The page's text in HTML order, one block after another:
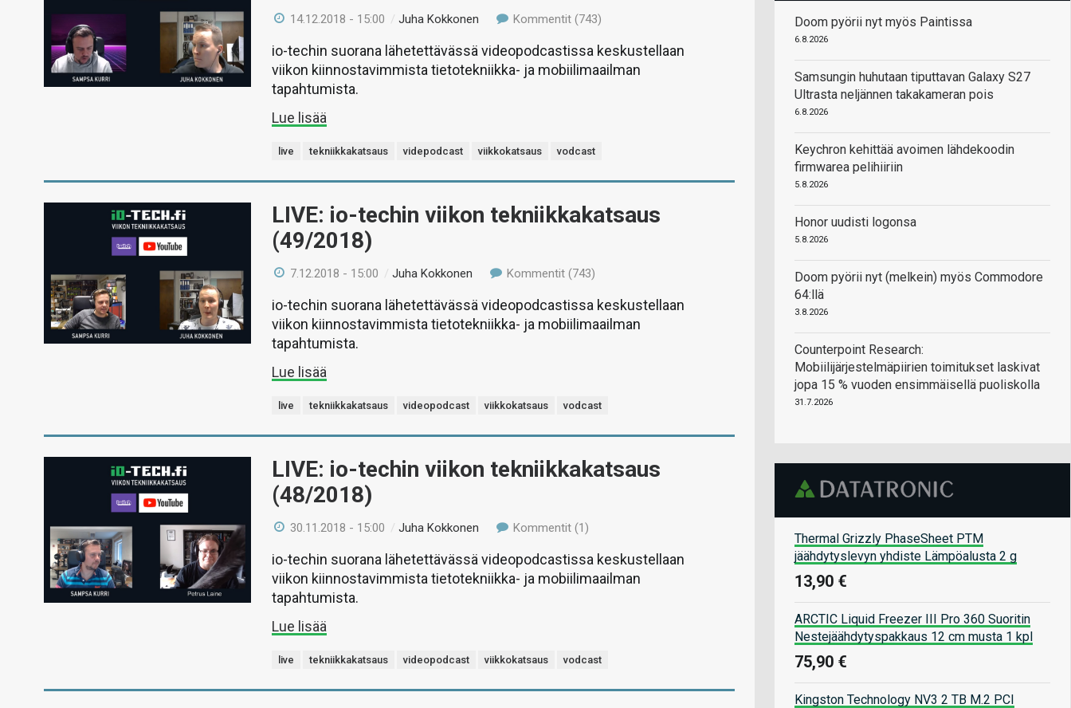
14.12.2018 - 15:00 /Juha Kokkonen Kommentit (743)
io-techin suorana lähetettävässä videopodcastissa keskustellaan
viikon kiinnostavimmista tietotekniikka- ja mobiilimaailman
tapahtumista.
Lue lisää
live tekniikkakatsaus videpodcast viikkokatsaus vodcast
LIVE: io-techin viikon tekniikkakatsaus
(49/2018)
7.12.2018 - 15:00 /Juha Kokkonen Kommentit (743)
io-techin suorana lähetettävässä videopodcastissa keskustellaan
viikon kiinnostavimmista tietotekniikka- ja mobiilimaailman
tapahtumista.
Lue lisää
live tekniikkakatsaus videopodcast viikkokatsaus vodcast
LIVE: io-techin viikon tekniikkakatsaus
(48/2018)
30.11.2018 - 15:00 /Juha Kokkonen Kommentit (1)
io-techin suorana lähetettävässä videopodcastissa keskustellaan
viikon kiinnostavimmista tietotekniikka- ja mobiilimaailman
tapahtumista.
Lue lisää
live tekniikkakatsaus videopodcast viikkokatsaus vodcast
Doom pyörii nyt myös Paintissa
6.8.2026
Samsungin huhutaan tiputtavan Galaxy S27
Ultrasta neljännen takakameran pois
6.8.2026
Keychron kehittää avoimen lähdekoodin
firmwarea pelihiiriin
5.8.2026
Honor uudisti logonsa
5.8.2026
Doom pyörii nyt (melkein) myös Commodore
64:llä
3.8.2026
Counterpoint Research:
Mobiilijärjestelmäpiirien toimitukset laskivat
jopa 15 % vuoden ensimmäisellä puoliskolla
31.7.2026
Thermal Grizzly PhaseSheet PTM
jäähdytyslevyn yhdiste Lämpöalusta 2 g
13,90 €
ARCTIC Liquid Freezer III Pro 360 Suoritin
Nestejäähdytyspakkaus 12 cm musta 1 kpl
75,90 €
Kingston Technology NV3 2 TB M.2 PCI